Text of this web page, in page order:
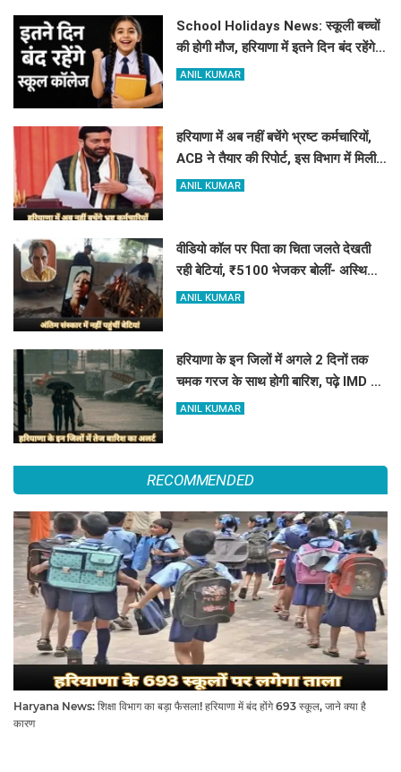
School Holidays News: स्कूली बच्चों
की होगी मौज, हरियाणा में इतने दिन बंद रहेंगे
स्कूल कॉलेज
ANIL KUMAR
हरियाणा में अब नहीं बचेंगे भ्रष्ट कर्मचारियों,
ACB ने तैयार की रिपोर्ट, इस विभाग में मिली
सबसे अधिक शिकायत
ANIL KUMAR
वीडियो कॉल पर पिता का चिता जलते देखती
रही बेटियां, ₹5100 भेजकर बोलीं- अस्थियां
भी बहा देना
ANIL KUMAR
हरियाणा के इन जिलों में अगले 2 दिनों तक
चमक गरज के साथ होगी बारिश, पढ़े IMD का
Alert
ANIL KUMAR
RECOMMENDED
Haryana News: शिक्षा विभाग का बड़ा फैसला! हरियाणा में बंद होंगे 693 स्कूल, जाने क्या है
कारण